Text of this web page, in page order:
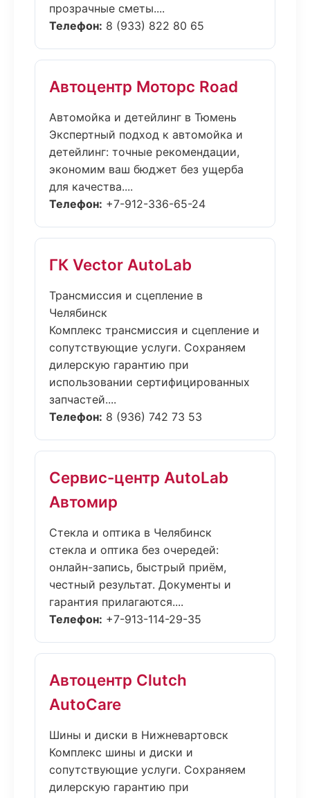
прозрачные сметы....
Телефон: 8 (933) 822 80 65
Автоцентр Моторс Road
Автомойка и детейлинг в Тюмень
Экспертный подход к автомойка и
детейлинг: точные рекомендации,
экономим ваш бюджет без ущерба
для качества....
Телефон: +7-912-336-65-24
ГК Vector AutoLab
Трансмиссия и сцепление в
Челябинск
Комплекс трансмиссия и сцепление и
сопутствующие услуги. Сохраняем
дилерскую гарантию при
использовании сертифицированных
запчастей....
Телефон: 8 (936) 742 73 53
Сервис-центр AutoLab
Автомир
Стекла и оптика в Челябинск
стекла и оптика без очередей:
онлайн-запись, быстрый приём,
честный результат. Документы и
гарантия прилагаются....
Телефон: +7-913-114-29-35
Автоцентр Clutch
AutoCare
Шины и диски в Нижневартовск
Комплекс шины и диски и
сопутствующие услуги. Сохраняем
дилерскую гарантию при